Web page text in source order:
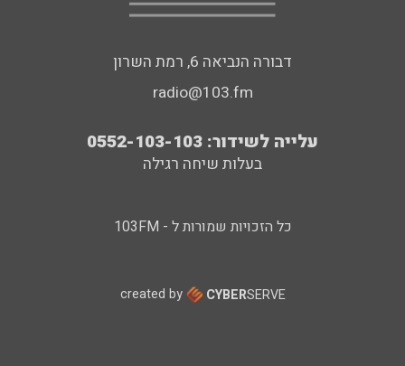
דבורה הנביאה 6, רמת השרון
radio@103.fm
עלייה לשידור: 0552-103-103
בעלות שיחה רגילה
כל הזכויות שמורות ל - 103FM
created by CYBERSERVE